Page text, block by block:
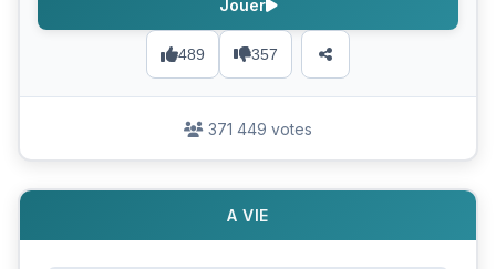
489 357
Jouer
371 449 votes
A VIE